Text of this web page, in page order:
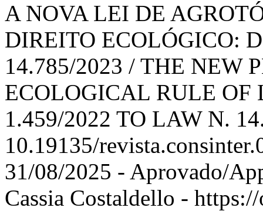
A NOVA LEI DE
DIREITO ECOLÓGICO:
14.785/2023 / THE NEW
ECOLOGICAL RULE
1.459/2022 TO LAW N.
10.19135/
31/08/2025 - Aprovado/
Cassia Costaldello -